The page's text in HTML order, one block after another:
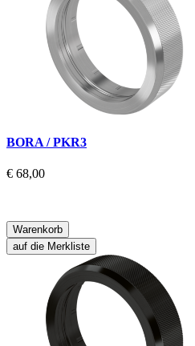
BORA / PKR3
€ 68,00
Warenkorb
auf die Merkliste